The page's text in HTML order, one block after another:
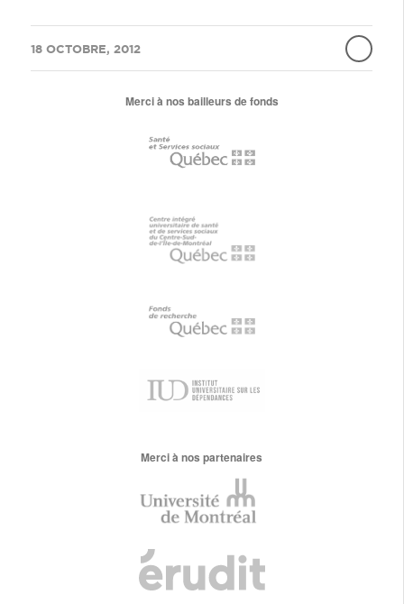
18 OCTOBRE, 2012
/
Merci à nos bailleurs de fonds
Merci à nos partenaires